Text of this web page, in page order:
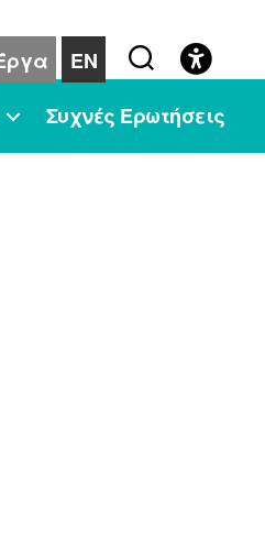
EN
Συχνές Ερωτήσεις